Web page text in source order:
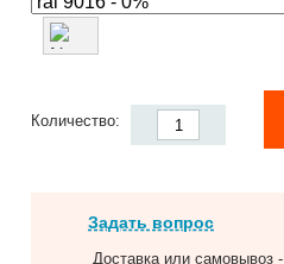
Количество:
Задать вопрос
Доставка или самовывоз -